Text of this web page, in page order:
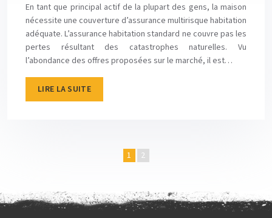
En tant que principal actif de la plupart des gens, la maison
nécessite une couverture d’assurance multirisque habitation
adéquate. L’assurance habitation standard ne couvre pas les
pertes résultant des catastrophes naturelles. Vu
l’abondance des offres proposées sur le marché, il est…
LIRE LA SUITE
1 2